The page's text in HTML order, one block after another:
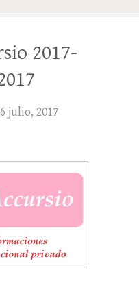
2017-
julio, 2017